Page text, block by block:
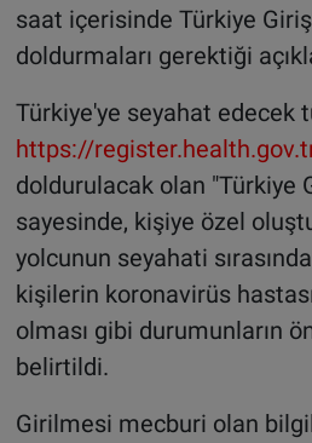
saat içerisinde Türkiye
doldurmaları gerektiği
Türkiye'ye seyahat edecek
https://
doldurulacak olan "Türkiye
sayesinde, kişiye özel
yolcunun seyahati
kişilerin koronavirüs
olması gibi durumunların
belirtildi.
Girilmesi mecburi olan